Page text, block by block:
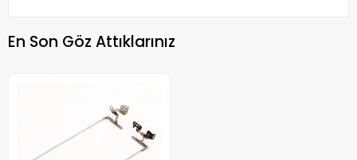
En Son Göz Attıklarınız